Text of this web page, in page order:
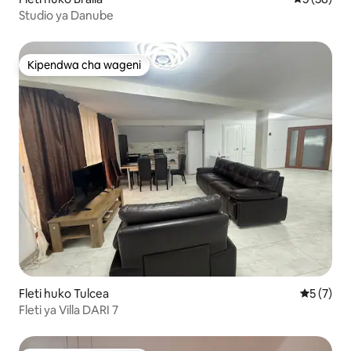
Studio ya Danube
Kipendwa cha wageni
Kipendwa cha wageni
Fleti huko Tulcea
5 (7)
Fleti ya Villa DARI 7